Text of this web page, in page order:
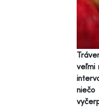
veľmi
niečo